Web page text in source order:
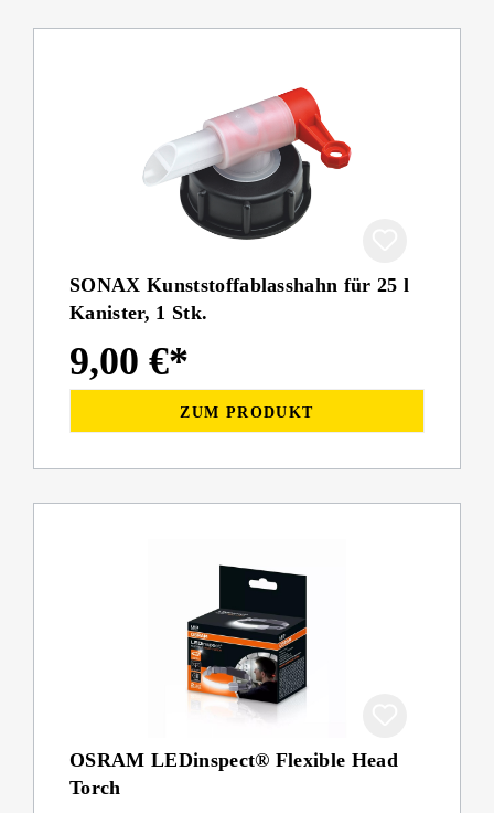
SONAX Kunststoffablasshahn für 25 l
Kanister, 1 Stk.
9,00 €*
ZUM PRODUKT
OSRAM LEDinspect® Flexible Head
Torch